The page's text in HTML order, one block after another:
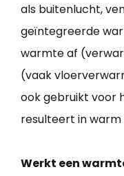
als buitenlucht,
geïntegreerde
warmte af
(vaak
ook gebruikt voor
resulteert in
Werkt een